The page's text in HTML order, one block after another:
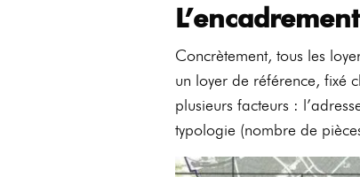
Concrètement, tous les
un loyer de référence, fixé
plusieurs facteurs :
typologie (nombre de